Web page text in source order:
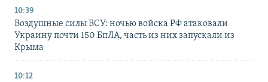
10:39
Воздушные силы ВСУ: ночью войска РФ атаковали
Украину почти 150 БпЛА, часть из них запускали из
Крыма
10:12